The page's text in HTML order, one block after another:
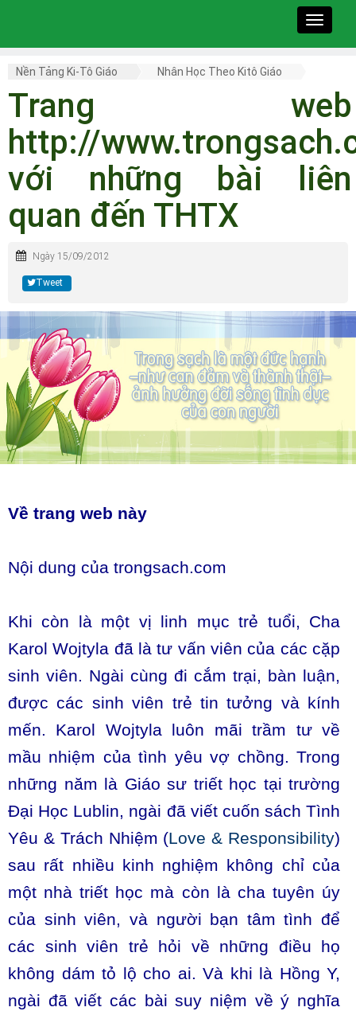
Toggle
Nền Tảng Ki-Tô Giáo Nhân Học Theo Kitô Giáo
Trang web
http://
với những bài liên
quan đến THTX
Ngày 15/09/2012
Tweet
Về trang web này
Nội dung của trongsach.com
Khi còn là một vị linh mục trẻ tuổi, Cha
Karol Wojtyla đã là tư vấn viên của các cặp
sinh viên. Ngài cùng đi cắm trại, bàn luận,
được các sinh viên trẻ tin tưởng và kính
mến. Karol Wojtyla luôn mãi trầm tư về
mầu nhiệm của tình yêu vợ chồng. Trong
những năm là Giáo sư triết học tại trường
Đại Học Lublin, ngài đã viết cuốn sách Tình
Yêu & Trách Nhiệm (Love & Responsibility)
sau rất nhiều kinh nghiệm không chỉ của
một nhà triết học mà còn là cha tuyên úy
của sinh viên, và người bạn tâm tình để
các sinh viên trẻ hỏi về những điều họ
không dám tỏ lộ cho ai. Và khi là Hồng Y,
ngài đã viết các bài suy niệm về ý nghĩa